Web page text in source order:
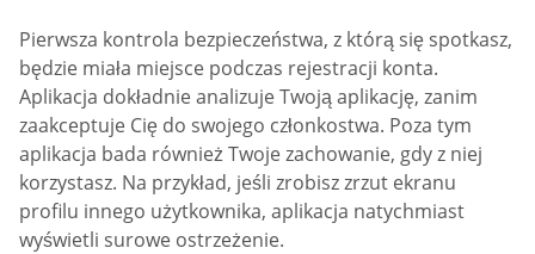
Pierwsza kontrola bezpieczeństwa, z którą się spotkasz,
będzie miała miejsce podczas rejestracji konta.
Aplikacja dokładnie analizuje Twoją aplikację, zanim
zaakceptuje Cię do swojego członkostwa. Poza tym
aplikacja bada również Twoje zachowanie, gdy z niej
korzystasz. Na przykład, jeśli zrobisz zrzut ekranu
profilu innego użytkownika, aplikacja natychmiast
wyświetli surowe ostrzeżenie.